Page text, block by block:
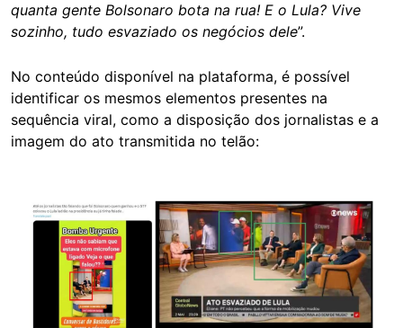
quanta gente Bolsonaro bota na rua! E o Lula? Vive
sozinho, tudo esvaziado os negócios dele”.
No conteúdo disponível na plataforma, é possível
identificar os mesmos elementos presentes na
sequência viral, como a disposição dos jornalistas e a
imagem do ato transmitida no telão:
Image